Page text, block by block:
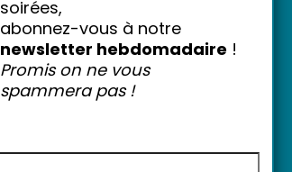
soirées,
abonnez-vous à notre
newsletter hebdomadaire !
Promis on ne vous
spammera pas !